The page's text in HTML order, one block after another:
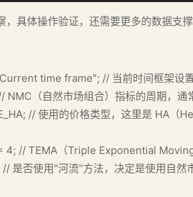
具体操作验证，还需要更多的数据支撑
time frame"; // 当前时间框架设
（自然市场组合）指标的周期，通
// 使用的价格类型，这里是 HA（
// TEMA（Triple Exponential
是否使用"河流"方法，决定是使用自然